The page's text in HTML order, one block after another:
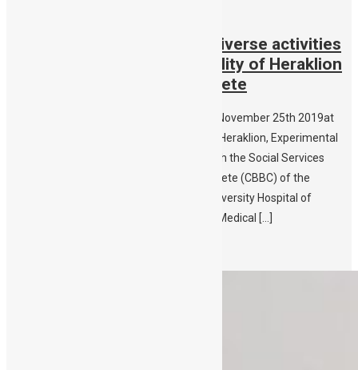
An awareness week full of diverse activities
in Heraklion by the Municipality of Heraklion
& Public Cord Blood Bank Crete
Open door event for the general public on November 25th 2019at
the at the Cultural & Convention Centre of Heraklion, Experimental
Stage The Municipality of Heraklion through the Social Services
Department and Public Cord Blood Bank Crete (CBBC) of the
Hematology Department & Clinic of the University Hospital of
Heraklion (PAGNI), in cooperation with the Medical […]